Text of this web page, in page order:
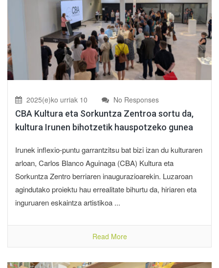
2025(e)ko urriak 10 No Responses
CBA Kultura eta Sorkuntza Zentroa sortu da,
kultura Irunen bihotzetik hauspotzeko gunea
Irunek inflexio-puntu garrantzitsu bat bizi izan du kulturaren
arloan, Carlos Blanco Aguinaga (CBA) Kultura eta
Sorkuntza Zentro berriaren inaugurazioarekin. Luzaroan
agindutako proiektu hau errealitate bihurtu da, hiriaren eta
inguruaren eskaintza artistikoa ...
Read More